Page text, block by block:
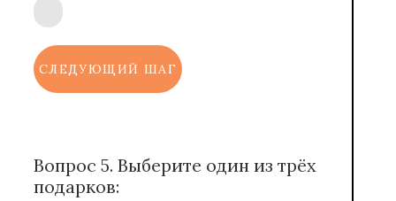
СЛЕДУЮЩИЙ ШАГ
Вопрос 5. Выберите один из трёх
подарков: